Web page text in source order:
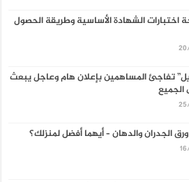
اختبارات الشهادة الأساسية وطريقة الحصول
تفاجئ المساهمين بإعلان هام وعاجل يبعث
الجميع
الجدران والدهان – أيهما أفضل لمنزلك؟